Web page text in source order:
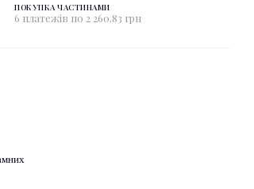
ПОКУПКА ЧАСТИНАМИ
6 платежів по 2 260.83 грн